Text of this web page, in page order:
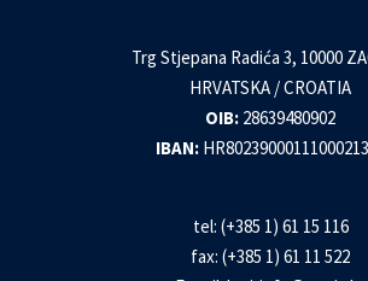
Trg Stjepana Radića 3, 10000
HRVATSKA / CROATIA
OIB: 28639480902
IBAN:
tel: (+385 1) 61 15 116
fax: (+385 1) 61 11 522